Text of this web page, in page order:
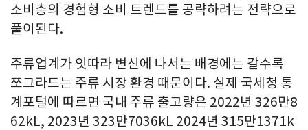
소비층의 경험형 소비 트렌드를 공략하려는 전략으로
풀이된다.
주류업계가 잇따라 변신에 나서는 배경에는 갈수록
쪼그라드는 주류 시장 환경 때문이다. 실제 국세청 통
계포털에 따르면 국내 주류 출고량은 2022년 326만8
62kL, 2023년 323만7036kL 2024년 315만1371k